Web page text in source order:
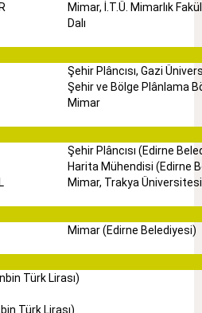
Mimar, İ.T.Ü. Mimarlık
Dalı
Şehir Plâncısı, Gazi
Şehir ve Bölge Plânlama
Mimar
Şehir Plâncısı (Edirne
Harita Mühendisi (Edirne
Mimar, Trakya
Mimar (Edirne Belediyesi)
Türk Lirası)
Türk Lirası)